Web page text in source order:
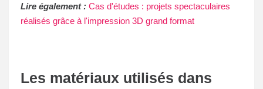
Lire également : Cas d'études : projets spectaculaires
réalisés grâce à l'impression 3D grand format
Les matériaux utilisés dans